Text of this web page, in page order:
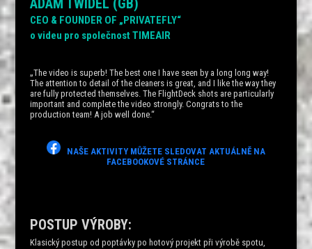
ADAM TWIDEL (GB)
CEO & FOUNDER OF „PRIVATEFLY“
o videu pro společnost TIMEAIR
„The video is superb! The best one I have seen by a long long way!
The attention to detail of the cleaners is great, and I like the way they
are fully protected themselves. The FlightDeck shots are particularly
important and complete the video strongly. Congrats to the
production team! A job well done.“
NAŠE AKTIVITY MŮŽETE SLEDOVAT AKTUÁLNĚ NA
FACEBOOKOVÉ STRÁNCE
POSTUP VÝROBY:
Klasický postup od poptávky po hotový projekt při výrobě spotu,